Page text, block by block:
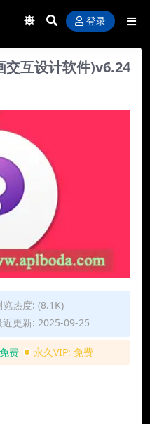
登录
互设计软件)v6.24
览热度: (8.1K)
近更新: 2025-09-25
免费 永久VIP: 免费